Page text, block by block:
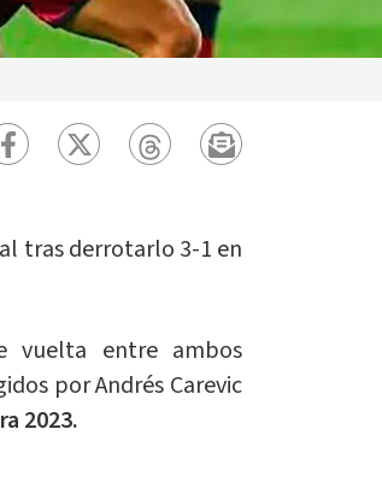
tras derrotarlo 3-1 en
vuelta entre ambos
por Andrés Carevic
2023.